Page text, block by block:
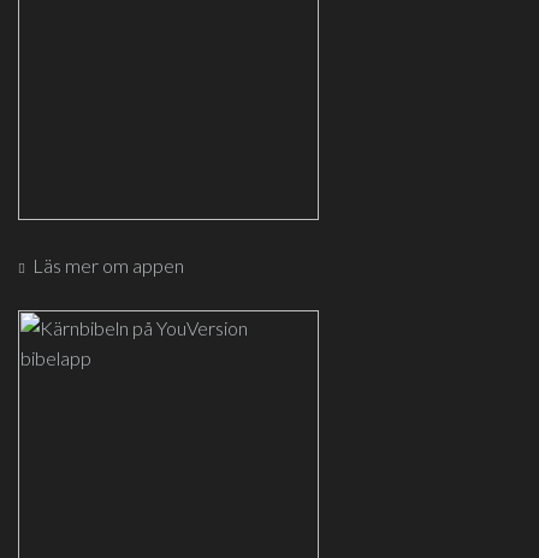
Läs mer om appen